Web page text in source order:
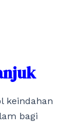
keindahan
bagi